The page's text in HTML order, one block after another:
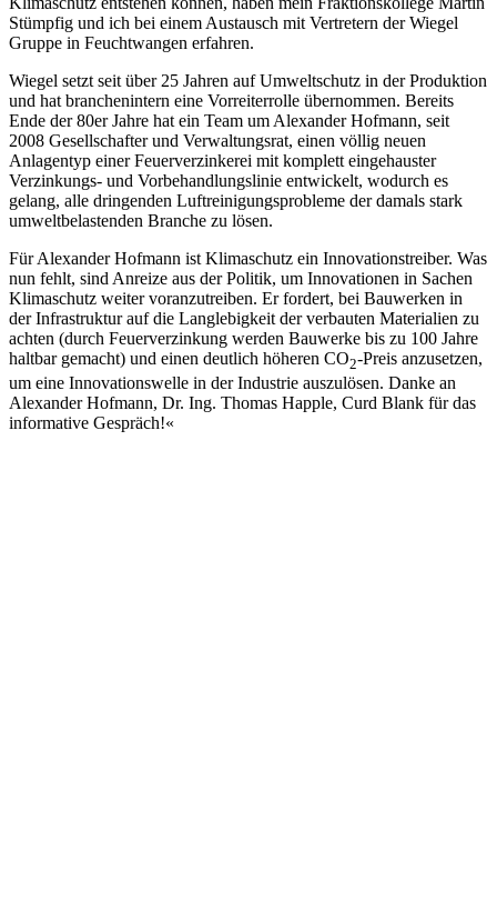
Stümpfig und ich bei einem Austausch mit Vertretern derWiegel
Gruppe in Feuchtwangen erfahren.
Wiegel setzt seit über 25 Jahren auf Umweltschutz in der Produktion
und hat branchenintern eine Vorreiterrolle übernommen. Bereits
Ende der 80er Jahre hat ein Team um Alexander Hofmann, seit
2008 Gesellschafter und Verwaltungsrat, einen völlig neuen
Anlagentyp einer Feuerverzinkerei mit komplett eingehauster
Verzinkungs- und Vorbehandlungslinie entwickelt, wodurch es
gelang, alle dringenden Luftreinigungsprobleme der damals stark
umweltbelastenden Branche zu lösen.
Für Alexander Hofmann ist Klimaschutz ein Innovationstreiber. Was
nun fehlt, sind Anreize aus der Politik, um Innovationen in Sachen
Klimaschutz weiter voranzutreiben. Er fordert, bei Bauwerken in
der Infrastruktur auf die Langlebigkeit der verbauten Materialien zu
achten (durch Feuerverzinkung werden Bauwerke bis zu 100 Jahre
haltbar gemacht) und einen deutlich höheren CO2-Preis anzusetzen,
um eine Innovationswelle in der Industrie auszulösen. Danke an
Alexander Hofmann, Dr. Ing. Thomas Happle, Curd Blank für das
informative Gespräch!«